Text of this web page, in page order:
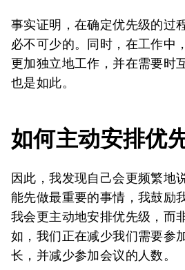
事实证明，在确定优先级的过
必不可少的。同时，在工作中
更加独立地工作，并在需要时
也是如此。
如何主动安排优
因此，我发现自己会更频繁地
能先做最重要的事情，我鼓励
我会更主动地安排优先级，而
如，我们正在减少我们需要参
长，并减少参加会议的人数。